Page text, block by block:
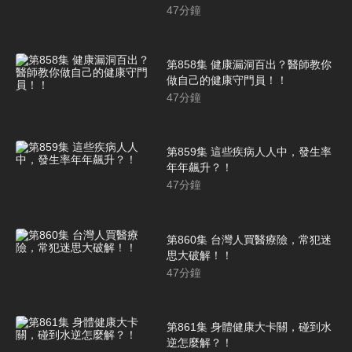
47分鐘
第858集 健康漏洞百出？醫師教你
做自己的健康守門員！！
47分鐘
第859集 這些疾病人人中，發生率
年年飆升？！
47分鐘
第860集 台灣人買醫療險，常犯迷
思大破解！！
47分鐘
第861集 身體健康大卡關，碰到水
逆怎麼解？！